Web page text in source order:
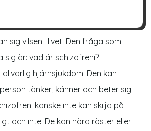
sig vilsen i livet. Den fråga som
sig är: vad är schizofreni?
hjärnsjukdom. Den kan
tänker, känner och beter sig.
kanske inte kan skilja på
och inte. De kan höra röster eller